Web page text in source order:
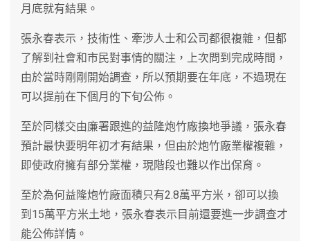
月底就有結果。
張永春表示，技術性、牽涉人士和公司都很複雜，但都
了解到社會和市民對事情的關注，上次問到完成時間，
由於當時剛剛開始調查，所以預期要在年底，不過現在
可以提前在下個月的下旬公佈。
至於同樣交由廉署跟進的益隆炮竹廠換地爭議，張永春
預計最快要明年初才有結果，但由於炮竹廠業權複雜，
即使政府擁有部分業權，現階段也難以作出保育。
至於為何益隆炮竹廠面積只有2.8萬平方米，卻可以換
到15萬平方米土地，張永春表示目前還要進一步調查才
能公佈詳情。